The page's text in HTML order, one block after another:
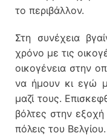
το περιβάλλον.
Στη συνέχεια
χρόνο με τις
οικογένεια στην
να ήμουν κι εγώ
μαζί τους.
βόλτες στην
πόλεις του Βελγίου.